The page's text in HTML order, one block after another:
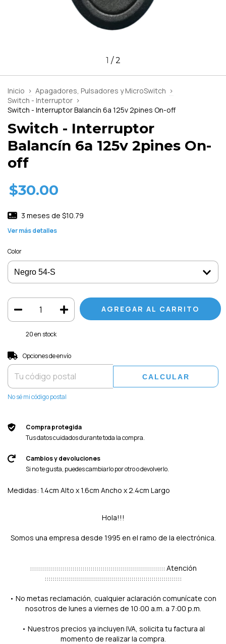
1 /2
Inicio > Apagadores, Pulsadores y MicroSwitch >
Switch - Interruptor >
Switch - Interruptor Balancín 6a 125v 2pines On-off
Switch - Interruptor
Balancín 6a 125v 2pines On-
off
$30.00
3 meses de $10.79
Ver más detalles
Color
20en stock
Entregas para el CP:
Opciones de envío
CALCULAR
No sé mi código postal
Compra protegida
Tus datos cuidados durante toda la compra.
Cambios y devoluciones
Si no te gusta, puedes cambiarlo por otro o devolverlo.
Medidas: 1.4cm Alto x 1.6cm Ancho x 2.4cm Largo
Hola!!!
Somos una empresa desde 1995 en el ramo de la electrónica.
::::::::::::::::::::::::::::::::::::::::::::::::::::::::::::::::::: Atención
::::::::::::::::::::::::::::::::::::::::::::::::::::::::::::::::::::
• No metas reclamación, cualquier aclaración comunícate con
nosotros de lunes a viernes de 10:00 a.m. a 7:00 p.m.
• Nuestros precios ya incluyen IVA, solicita tu factura al
momento de realizar la compra.